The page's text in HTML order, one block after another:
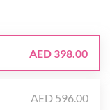
AED 398.00
AED 596.00